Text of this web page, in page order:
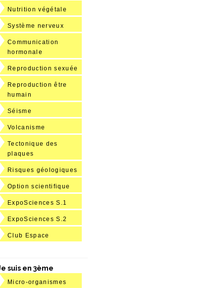
Nutrition végétale
Système nerveux
Communication
hormonale
Reproduction sexuée
Reproduction être
humain
Séisme
Volcanisme
Tectonique des
plaques
Risques géologiques
Option scientifique
ExpoSciences S.1
ExpoSciences S.2
Club Espace
suis en 3ème
Micro-organismes